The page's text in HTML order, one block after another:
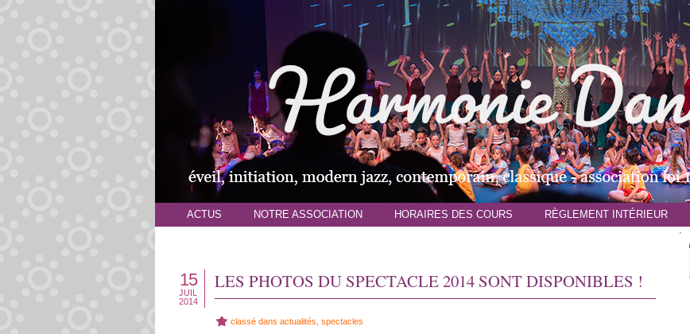
ACTUS NOTRE ASSOCIATION HORAIRES DES COURS RÈGLEMENT INTÉRIEUR
LES PHOTOS DU SPECTACLE 2014 SONT DISPONIBLES !
15
JUIL
2014
classé dans actualités spectacles